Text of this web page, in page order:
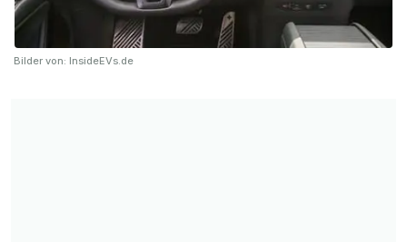
Bilder von: InsideEVs.de